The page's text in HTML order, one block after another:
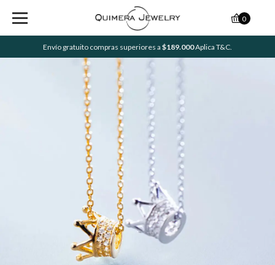
Envío gratuito compras superiores a $189.000Aplica T&C.
0